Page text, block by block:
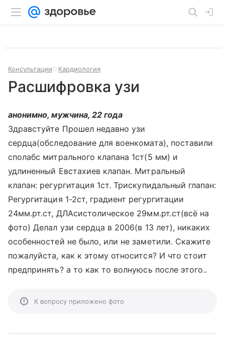
Консультации Кардиология
Расшифровка узи
анонимно, мужчина, 22 года
Здравстуйте Прошел недавно узи
сердца(обследование для военкомата), поставили
сполабс митрального клапана 1ст(5 мм) и
удлиненный Евстахиев клапан. Митральный
клапан: регургитация 1ст. Трискупидальный глапан:
Регургитация 1-2ст, градиент регургитации
24мм.рт.ст, ДЛАсистолическое 29мм.рт.ст(всё на
фото) Делал узи сердца в 2006(в 13 лет), никаких
особенностей не было, или не заметили. Скажите
пожалуйста, как к этому относится? И что стоит
предпринять? а то как то волнуюсь после этого..
К вопросу приложено фото